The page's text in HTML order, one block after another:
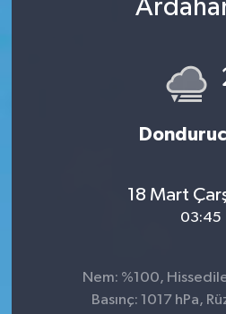
18 Mart
03:45
Nem: %100,
Basınç: 1017 hPa,